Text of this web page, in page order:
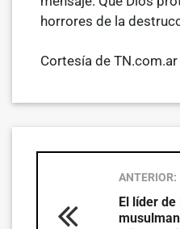
horrores de la
Cortesía de TN.com.ar
ANTERIOR:
El líder